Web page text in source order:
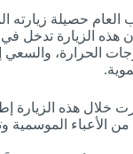
حصيلة زيارته
هذه الزيارة تدخل
الحرارة، والسعي
خلال هذه الزيارة
الأعباء الموسمية